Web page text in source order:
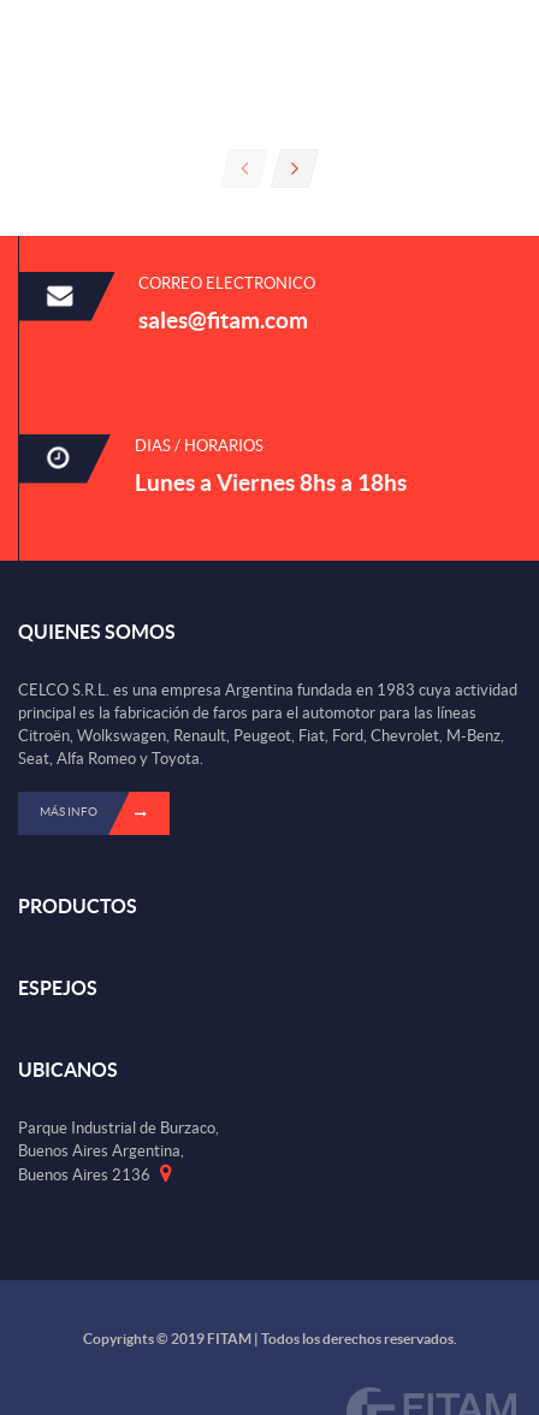
CORREO ELECTRONICO
sales@fitam.com
DIAS / HORARIOS
Lunes a Viernes 8hs a 18hs
QUIENES SOMOS
CELCO S.R.L. es una empresa Argentina fundada en 1983 cuya actividad
principal es la fabricación de faros para el automotor para las líneas
Citroën, Wolkswagen, Renault, Peugeot, Fiat, Ford, Chevrolet, M-Benz,
Seat, Alfa Romeo y Toyota.
MÁS INFO
PRODUCTOS
ESPEJOS
UBICANOS
Parque Industrial de Burzaco,
Buenos Aires Argentina,
Buenos Aires 2136
Copyrights © 2019 FITAM | Todos los derechos reservados.